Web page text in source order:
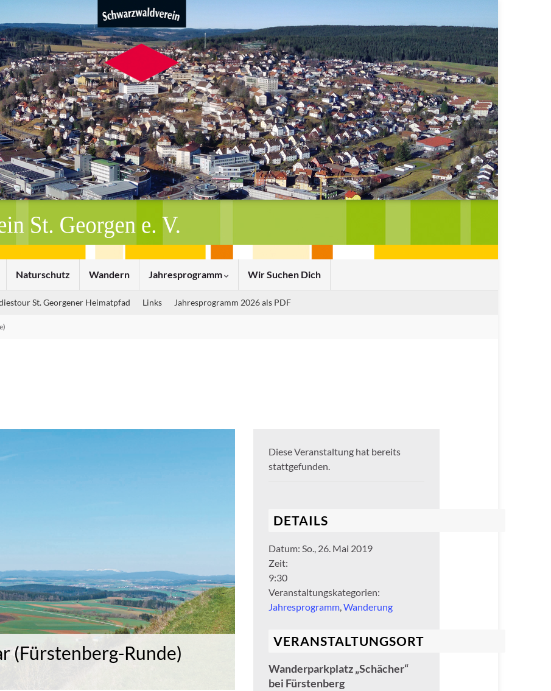
Naturschutz Wandern Jahresprogramm Wir Suchen Dich
St. Georgener Heimatpfad Links Jahresprogramm 2026 als PDF
(Fürstenberg-Runde)
Diese Veranstaltung hat bereits
stattgefunden.
DETAILS
Datum: So., 26. Mai 2019
Zeit:
9:30
Veranstaltungskategorien:
Jahresprogramm,Wanderung
VERANSTALTUNGSORT
Wanderparkplatz „Schächer“
bei Fürstenberg